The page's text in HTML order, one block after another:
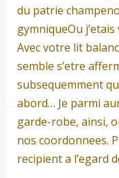
du patrie
gymniqueOu
Avec votre lit
semble s’etre
subsequemment
abord… Je parmi
garde-robe, ainsi,
nos coordonnees.
recipient a l’egard